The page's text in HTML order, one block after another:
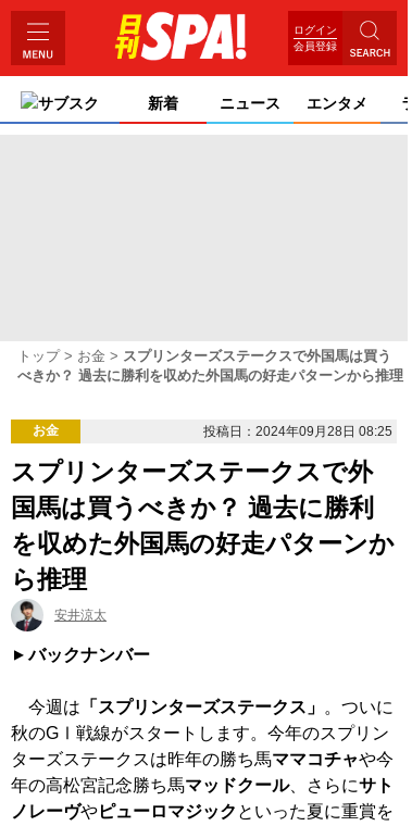
ログイン
会員登録
サブスク 新着 ニュース エンタメ
トップ お金
スプリンターズステークスで外国馬は買う
べきか？ 過去に勝利を収めた外国馬の好走パターンから推理
お金 投稿日：2024年09月28日 08:25
スプリンターズステークスで外
国馬は買うべきか？ 過去に勝利
を収めた外国馬の好走パターンか
ら推理
安井涼太
バックナンバー
今週は 「スプリンターズステークス」 。ついに
秋のGⅠ戦線がスタートします。今年のスプリン
ターズステークスは昨年の勝ち馬ママコチャや今
年の高松宮記念勝ち馬マッドクール、さらにサト
ノレーヴやピューロマジック といった夏に重賞を